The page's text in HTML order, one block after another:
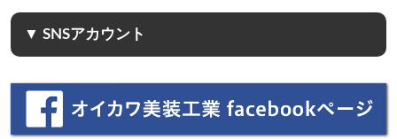
▼ SNSアカウント